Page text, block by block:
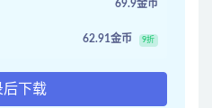
69.9金币
62.91金币 9折
后下载